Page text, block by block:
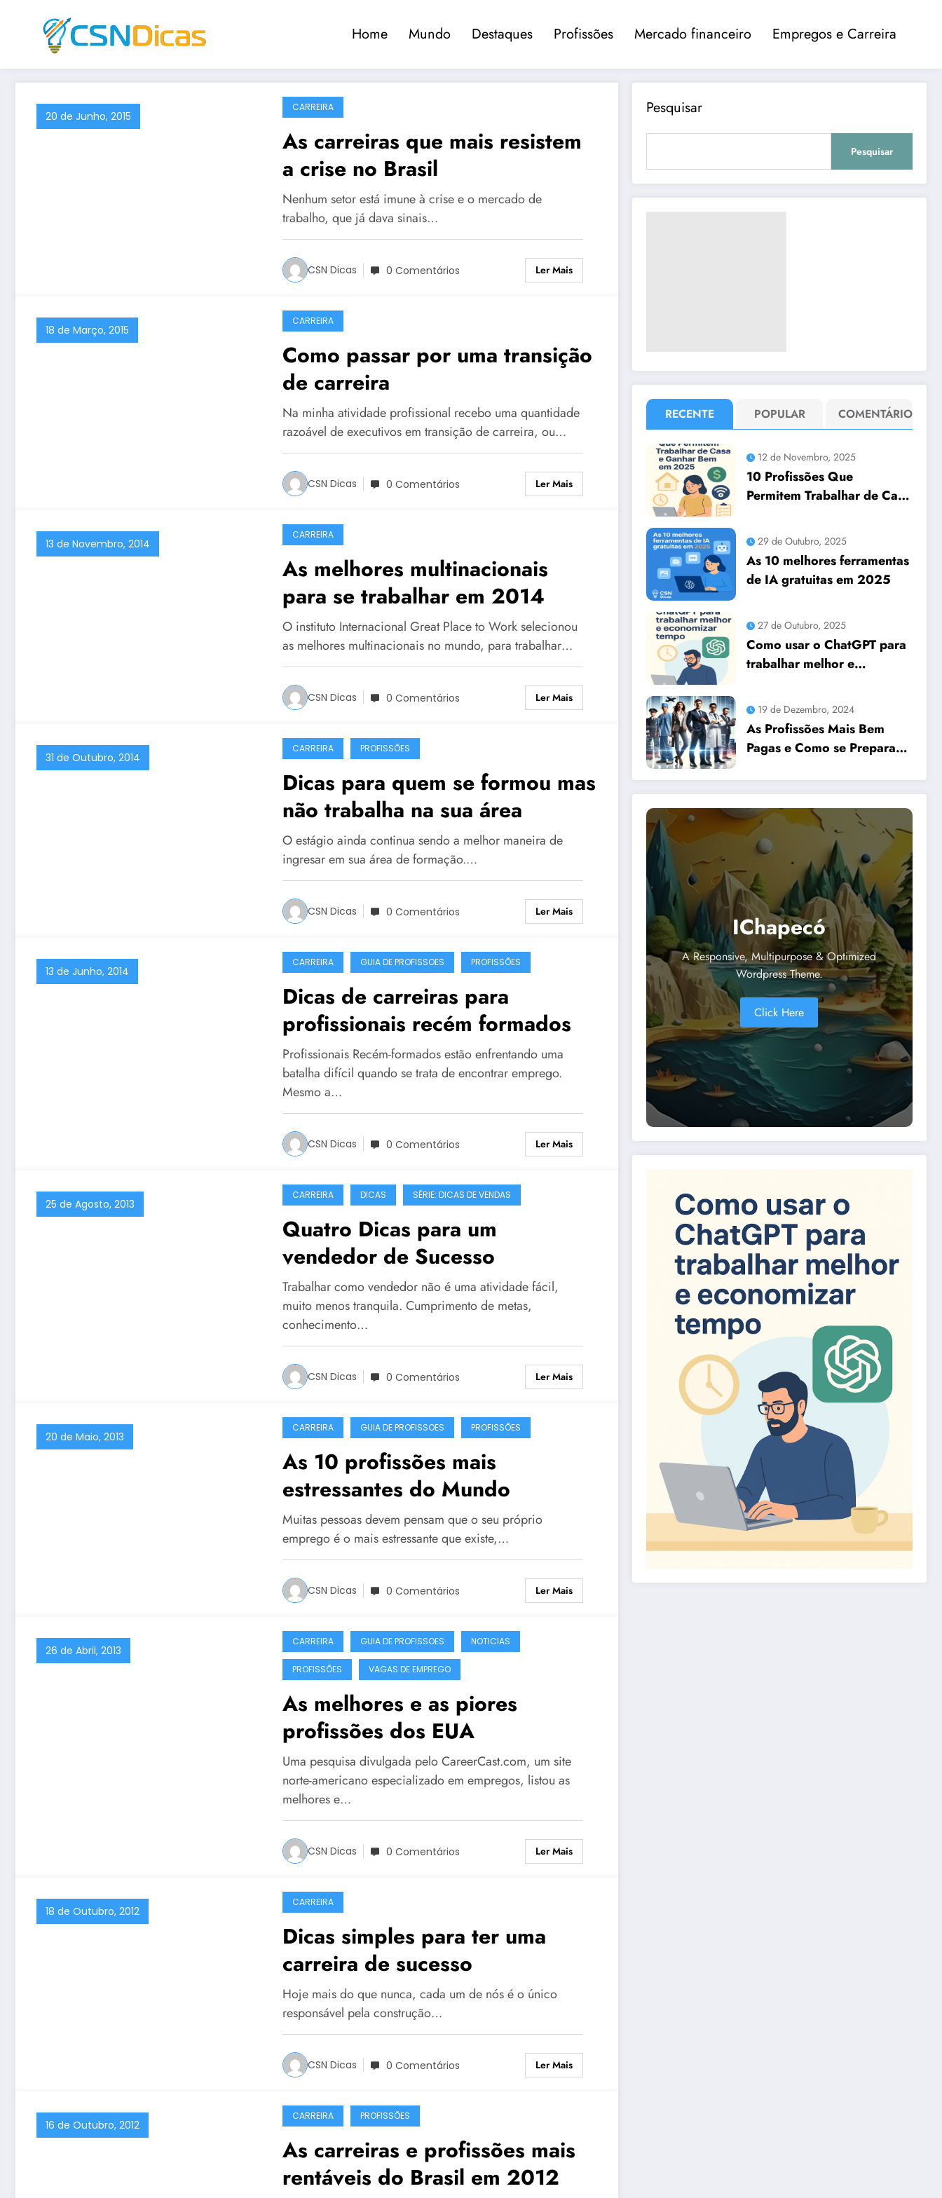
Home Mundo Destaques Profissões Mercado financeiro Empregos e Carreira
20 de Junho, 2015
CARREIRA
As carreiras que mais resistem
a crise no Brasil
Nenhum setor está imune à crise e o mercado de
trabalho, que já dava sinais…
CSN Dicas 0 Comentários Ler Mais
18 de Março, 2015
CARREIRA
Como passar por uma transição
de carreira
Na minha atividade profissional recebo uma quantidade
razoável de executivos em transição de carreira, ou…
CSN Dicas 0 Comentários Ler Mais
13 de Novembro, 2014
CARREIRA
As melhores multinacionais
para se trabalhar em 2014
O instituto Internacional Great Place to Work selecionou
as melhores multinacionais no mundo, para trabalhar…
CSN Dicas 0 Comentários Ler Mais
31 de Outubro, 2014
CARREIRA PROFISSÕES
Dicas para quem se formou mas
não trabalha na sua área
O estágio ainda continua sendo a melhor maneira de
ingresar em sua área de formação.…
CSN Dicas 0 Comentários Ler Mais
13 de Junho, 2014
CARREIRA GUIA DE PROFISSOES PROFISSÕES
Dicas de carreiras para
profissionais recém formados
Profissionais Recém-formados estão enfrentando uma
batalha difícil quando se trata de encontrar emprego.
Mesmo a…
CSN Dicas 0 Comentários Ler Mais
25 de Agosto, 2013
CARREIRA DICAS SÉRIE: DICAS DE VENDAS
Quatro Dicas para um
vendedor de Sucesso
Trabalhar como vendedor não é uma atividade fácil,
muito menos tranquila. Cumprimento de metas,
conhecimento…
CSN Dicas 0 Comentários Ler Mais
20 de Maio, 2013
CARREIRA GUIA DE PROFISSOES PROFISSÕES
As 10 profissões mais
estressantes do Mundo
Muitas pessoas devem pensam que o seu próprio
emprego é o mais estressante que existe,…
CSN Dicas 0 Comentários Ler Mais
26 de Abril, 2013
CARREIRA GUIA DE PROFISSOES NOTICIAS
PROFISSÕES VAGAS DE EMPREGO
As melhores e as piores
profissões dos EUA
Uma pesquisa divulgada pelo CareerCast.com, um site
norte-americano especializado em empregos, listou as
melhores e…
CSN Dicas 0 Comentários Ler Mais
18 de Outubro, 2012
CARREIRA
Dicas simples para ter uma
carreira de sucesso
Hoje mais do que nunca, cada um de nós é o único
responsável ​​pela construção…
CSN Dicas 0 Comentários Ler Mais
16 de Outubro, 2012
CARREIRA PROFISSÕES
As carreiras e profissões mais
rentáveis do Brasil em 2012
Pesquisar
Pesquisar
RECENTE POPULAR COMENTÁRIO
12 de Novembro, 2025
10 Profissões Que
Permitem Trabalhar de Casa
29 de Outubro, 2025
As 10 melhores ferramentas
de IA gratuitas em 2025
27 de Outubro, 2025
Como usar o ChatGPT para
trabalhar melhor e
19 de Dezembro, 2024
As Profissões Mais Bem
Pagas e Como se Preparar
Essenciais
IChapecó
A Responsive, Multipurpose & Optimized
Wordpress Theme.
Click Here